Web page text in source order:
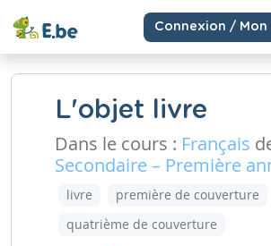
Connexion / Mon
L'objet livre
Dans le cours : Français
Secondaire – Première
livre
première de couverture
quatrième de couverture